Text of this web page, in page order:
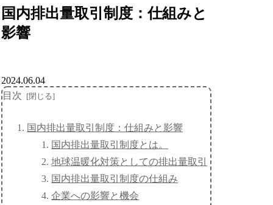
国内排出量取引制度：仕組みと
影響
2024.06.04
目次
国内排出量取引制度：仕組みと影響
国内排出量取引制度とは。
地球温暖化対策としての排出量取引
国内排出量取引制度の仕組み
企業への影響と機会